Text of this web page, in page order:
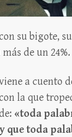
su bigote,
de un 24%.
a cuento
la que
«toda
que toda